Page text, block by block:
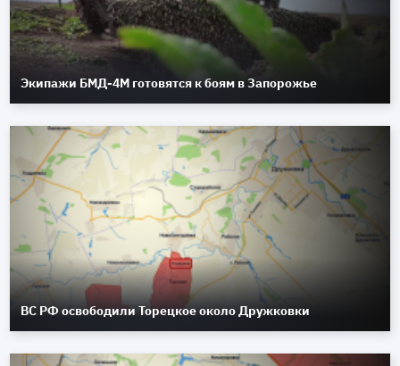
Экипажи БМД-4М готовятся к боям в Запорожье
ВС РФ освободили Торецкое около Дружковки